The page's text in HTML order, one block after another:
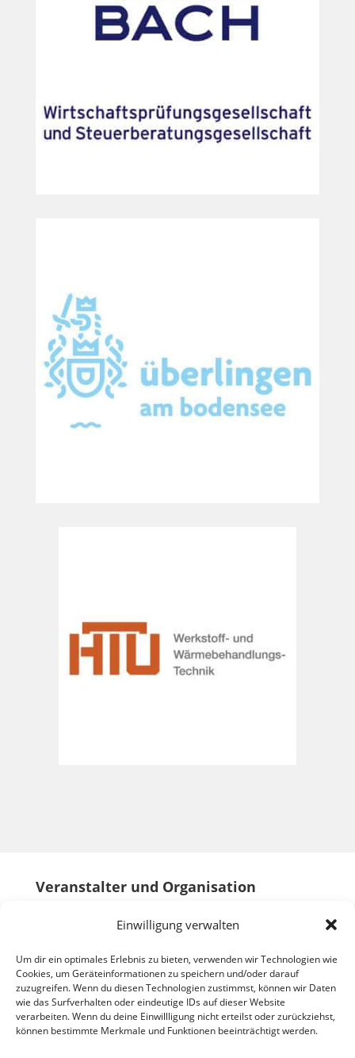
Einwilligung verwalten
Um dir ein optimales Erlebnis zu bieten, verwenden wir Technologien wie
Cookies, um Geräteinformationen zu speichern und/oder darauf
zuzugreifen. Wenn du diesen Technologien zustimmst, können wir Daten
wie das Surfverhalten oder eindeutige IDs auf dieser Website
verarbeiten. Wenn du deine Einwillligung nicht erteilst oder zurückziehst,
können bestimmte Merkmale und Funktionen beeinträchtigt werden.
Veranstalter und Organisation